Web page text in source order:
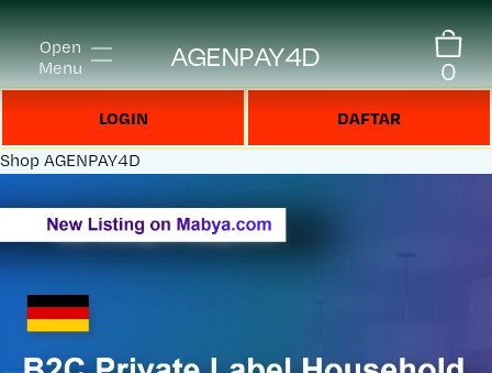
Open
Menu
AGENPAY4D 0
LOGIN DAFTAR
Shop AGENPAY4D